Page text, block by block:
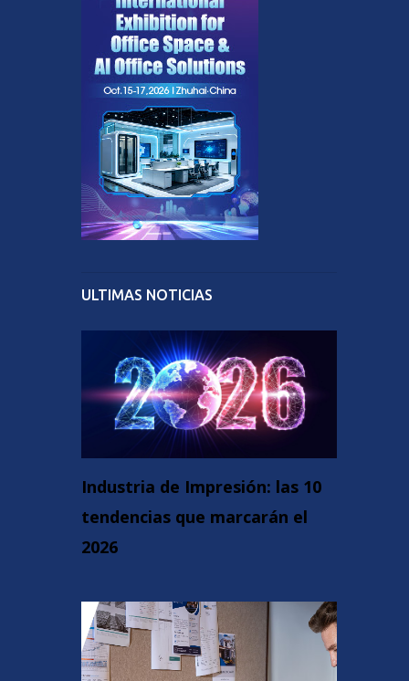
ULTIMAS NOTICIAS
Industria de Impresión: las 10
tendencias que marcarán el
2026